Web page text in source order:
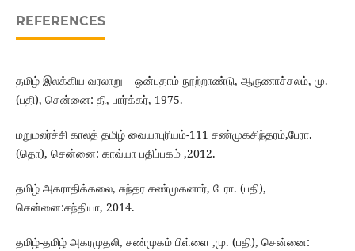
REFERENCES
தமிழ் இலக்கிய வரலாறு – ஒன்பதாம் நூற்றாண்டு, ஆருணாச்சலம், மு.
(பதி), சென்னை: தி, பார்க்கர், 1975.
மறுமலர்ச்சி காலத் தமிழ் வையாபுரியம்-111 சண்முகசிந்தரம்,பேரா.
(தொ), சென்னை: காவ்யா பதிப்பகம் ,2012.
தமிழ் அகராதிக்கலை, சுந்தர சண்முகனார், பேரா. (பதி),
சென்னை:சந்தியா, 2014.
தமிழ்-தமிழ் அகரமுதலி, சண்முகம் பிள்ளை ,மு. (பதி), சென்னை: